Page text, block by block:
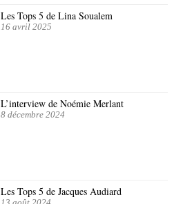
Les Tops 5 de Lina Soualem
16 avril 2025
L’interview de Noémie Merlant
8 décembre 2024
Les Tops 5 de Jacques Audiard